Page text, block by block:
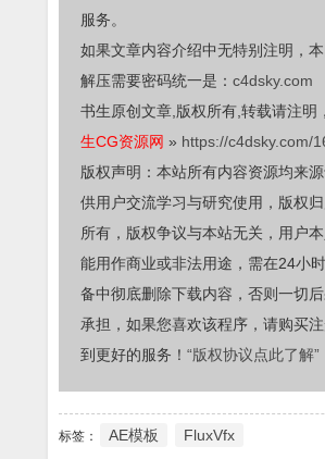
服务。
如果文章内容介绍中无特别注明，
解压需要密码统一是： c4dsky.com
书生原创文章,版权所有,转载请注明，
生CG资源网 » https://c4dsky.com/
版权声明：本站所有内容资源均来
供用户交流学习与研究使用，版权
所有，版权争议与本站无关，用户
能用作商业或非法用途，需在24小
备中彻底删除下载内容，否则一切
承担，如果您喜欢该程序，请购买
到更好的服务！ “版权协议点此了解”
标签： AE模板 FluxVfx